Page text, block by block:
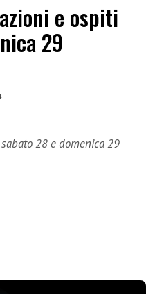
e ospiti
29
28 e domenica 29